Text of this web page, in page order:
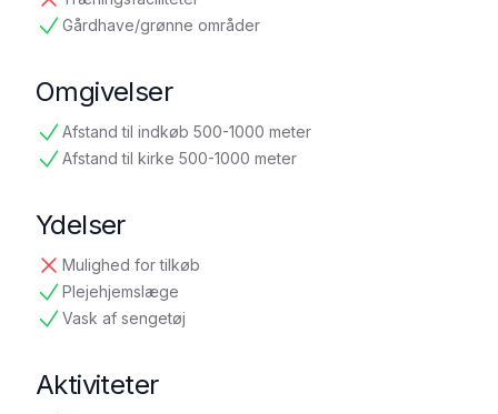
ikke tilgængelig
Gårdhave/grønne områder
tilgængelig
Omgivelser
Afstand til indkøb 500-1000 meter
tilgængelig
Afstand til kirke 500-1000 meter
tilgængelig
Ydelser
Mulighed for tilkøb
ikke tilgængelig
Plejehjemslæge
tilgængelig
Vask af sengetøj
tilgængelig
Aktiviteter